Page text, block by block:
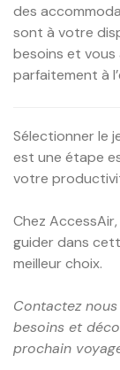
des
sont à votre
besoins et vous
parfaitement à
Sélectionner le
est une étape
votre
Chez
guider dans
meilleur choix.
Contactez
besoins et
prochain